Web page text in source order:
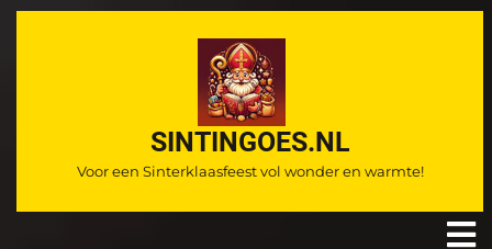
Ga
SINTINGOES.NL
Voor een Sinterklaasfeest vol wonder en warmte!